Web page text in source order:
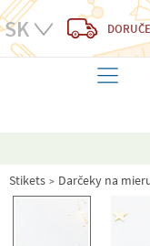
Stikets Darčeky na